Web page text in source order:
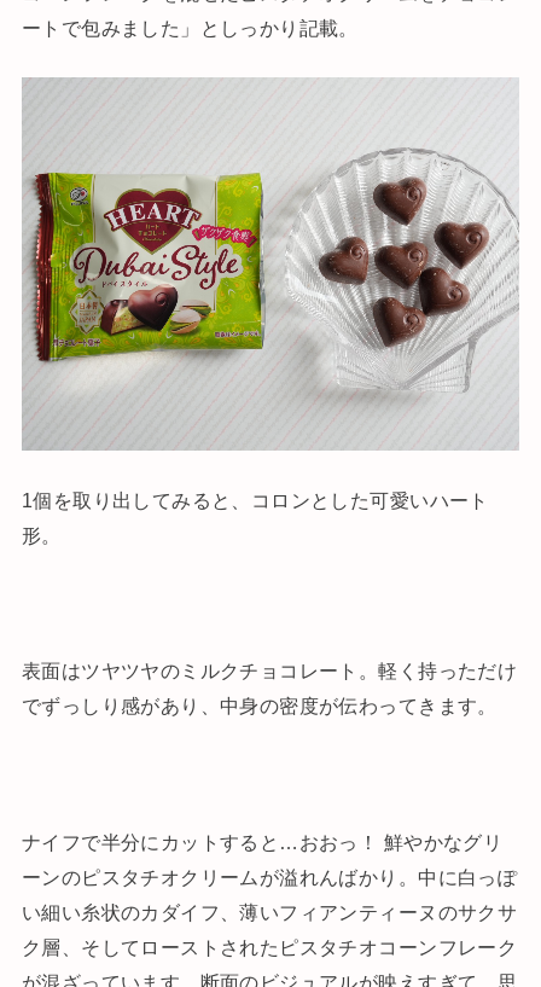
ートで包みました」としっかり記載。
1個を取り出してみると、コロンとした可愛いハート
形。
表面はツヤツヤのミルクチョコレート。軽く持っただけ
でずっしり感があり、中身の密度が伝わってきます。
ナイフで半分にカットすると…おおっ！ 鮮やかなグリ
ーンのピスタチオクリームが溢れんばかり。中に白っぽ
い細い糸状のカダイフ、薄いフィアンティーヌのサクサ
ク層、そしてローストされたピスタチオコーンフレーク
が混ざっています。断面のビジュアルが映えすぎて、思